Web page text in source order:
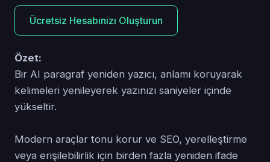
Ücretsiz Hesabınızı Oluşturun
Özet:
Bir AI paragraf yeniden yazıcı, anlamı koruyarak
kelimeleri yenileyerek yazınızı saniyeler içinde
yükseltir.
Modern araçlar tonu korur ve SEO, yerelleştirme
veya erişilebilirlik için birden fazla yeniden ifade